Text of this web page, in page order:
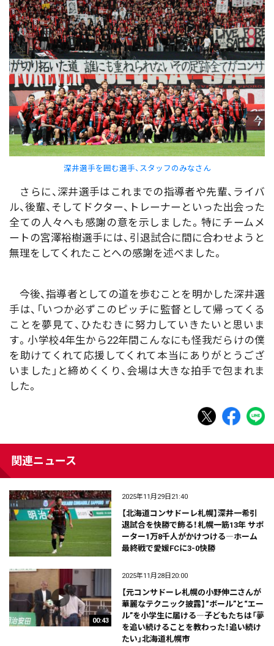
深井選手を囲む選手、スタッフのみなさん
さらに、深井選手はこれまでの指導者や先輩、ライバ
ル、後輩、そしてドクター、トレーナーといった出会った
全ての人々へも感謝の意を示しました。特にチームメ
ートの宮澤裕樹選手には、引退試合に間に合わせようと
無理をしてくれたことへの感謝を述べました。
今後、指導者としての道を歩むことを明かした深井選
手は、「いつか必ずこのピッチに監督として帰ってくる
ことを夢見て、ひたむきに努力していきたいと思いま
す。小学校4年生から22年間こんなにも怪我だらけの僕
を助けてくれて応援してくれて本当にありがとうござ
いました」と締めくくり、会場は大きな拍手で包まれま
した。
関連ニュース
2025年11月29日21:40
【北海道コンサドーレ札幌】深井一希引
退試合を快勝で飾る！札幌一筋13年 サポ
ーター1万8千人がかけつける―ホーム
最終戦で愛媛FCに3-0快勝
00:43
2025年11月28日20:00
【元コンサドーレ札幌の小野伸二さんが
華麗なテクニック披露】“ボール”と“エー
ル”を小学生に届ける―子どもたちは「夢
を追い続けることを教わった！追い続け
たい」北海道札幌市